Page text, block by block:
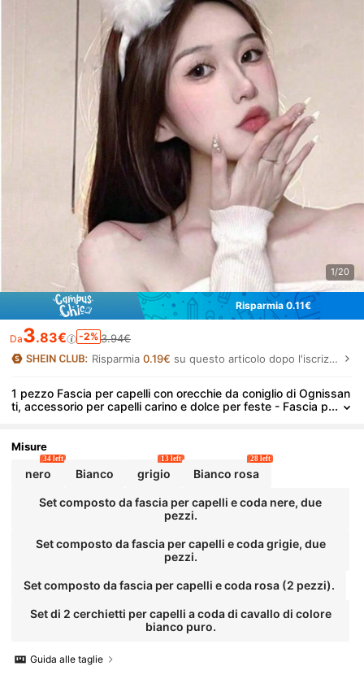
1/20
Risparmia 0.11€
Da3.83€ -2% 3.94€
Risparmia0.19€ su questo articolo dopo l'iscrizione.
1 pezzo Fascia per capelli con orecchie da coniglio di Ognissan
ti, accessorio per capelli carino e dolce per feste - Fascia p
sorio per cosplay, fascia per capelli, accessorio di bellezza per
la casa regalo per le donne
Misure
nero
34 left
Bianco grigio
13 left
Bianco rosa
28 left
Set composto da fascia per capelli e coda nere, due
pezzi.
Set composto da fascia per capelli e coda grigie, due
pezzi.
Set composto da fascia per capelli e coda rosa (2 pezzi).
Set di 2 cerchietti per capelli a coda di cavallo di colore
bianco puro.
Guida alle taglie